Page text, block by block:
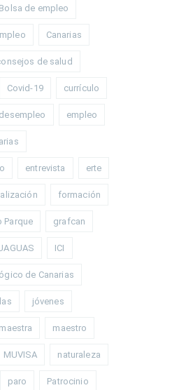
Bolsa de empleo
Canarias
de salud
Covid-19 currículo
desempleo empleo
entrevista erte
formación
Parque grafcan
ICI
de Canarias
jóvenes
maestra maestro
MUVISA naturaleza
paro Patrocinio